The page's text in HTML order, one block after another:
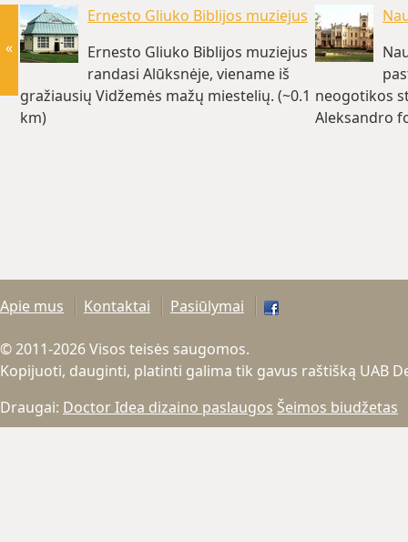
Ernesto Gliuko Biblijos muziejus
Ernesto Gliuko Biblijos muziejus
randasi Alūksnėje, viename iš
gražiausių Vidžemės mažų miestelių. (~0.1
km)
neogotikos
Aleksandro
«
Apie mus Kontaktai Pasiūlymai
© 2011-2026 Visos teisės saugomos.
Kopijuoti, dauginti, platinti galima tik gavus raštišką UAB
Draugai: Doctor Idea dizaino paslaugos Šeimos biudžetas